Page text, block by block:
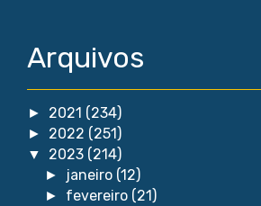
Arquivos
► 2021 (234)
► 2022 (251)
▼ 2023 (214)
► janeiro (12)
► fevereiro (21)